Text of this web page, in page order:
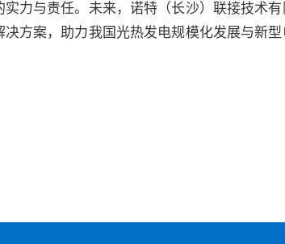
力与责任。未来，诺特（长沙）联接技术
方案，助力我国光热发电规模化发展与新